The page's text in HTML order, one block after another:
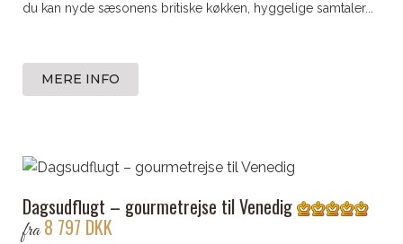
du kan nyde sæsonens britiske køkken, hyggelige samtaler...
MERE INFO
Dagsudflugt – gourmetrejse til Venedig
fra8 797 DKK